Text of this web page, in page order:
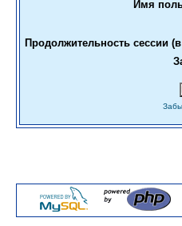
Имя
Продолжительность сессии